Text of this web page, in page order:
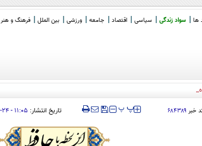
ها سواد زندگی سیاسی اقتصاد جامعه ورزشی بین الملل فرهنگ و هنر
خبر ۶۸۴۳۸۹ ‍‍‍ پ پ تاریخ انتشار: ۱۱:۰۵ - ۲۴-۰۵-۱۳۹۸